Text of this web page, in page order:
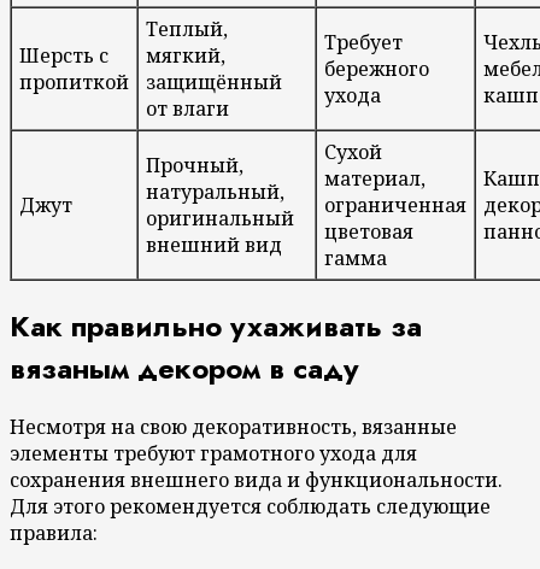
Шерсть с
пропиткой
Теплый,
мягкий,
защищённый
от влаги
Требует
бережного
ухода
Джут
Прочный,
натуральный,
оригинальный
внешний вид
Сухой
материал,
ограниченная
цветовая
гамма
Как правильно ухаживать за
вязаным декором в саду
Несмотря на свою декоративность, вязанные
элементы требуют грамотного ухода для
сохранения внешнего вида и функциональности.
Для этого рекомендуется соблюдать следующие
правила: